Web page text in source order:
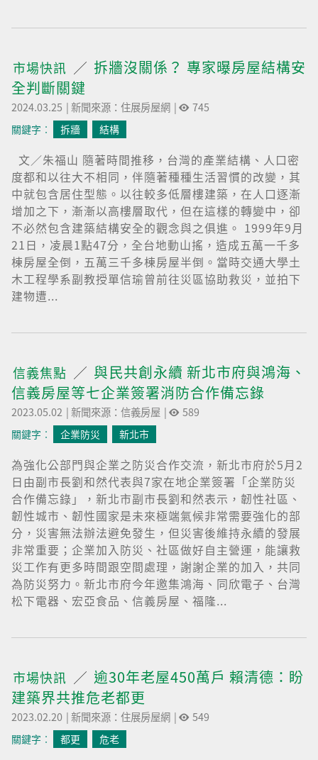
市場快訊
拆牆沒關係？ 專家曝房屋結構安
全判斷關鍵
2024.03.25 |新聞來源：住展房屋網 | 745
關鍵字︰ 拆牆 結構
文／朱福山 隨著時間推移，台灣的產業結構、人口密
度都和以往大不相同，伴隨著種種生活習慣的改變，其
中就包含居住型態。以往較多低層樓建築，在人口逐漸
增加之下，漸漸以高樓層取代，但在這樣的轉變中，卻
不必然包含建築結構安全的觀念與之俱進。 1999年9月
21日，凌晨1點47分，全台地動山搖，造成五萬一千多
棟房屋全倒，五萬三千多棟房屋半倒。當時交通大學土
木工程學系副教授單信瑜曾前往災區協助救災，並拍下
建物遭...
信義焦點
與民共創永續 新北市府與鴻海、
信義房屋等七企業簽署消防合作備忘錄
2023.05.02 |新聞來源：信義房屋 | 589
關鍵字︰ 企業防災 新北市
為強化公部門與企業之防災合作交流，新北市府於5月2
日由副市長劉和然代表與7家在地企業簽署「企業防災
合作備忘錄」，新北市副市長劉和然表示，韌性社區、
韌性城市、韌性國家是未來極端氣候非常需要強化的部
分，災害無法辦法避免發生，但災害後維持永續的發展
非常重要；企業加入防災、社區做好自主營運，能讓救
災工作有更多時間跟空間處理，謝謝企業的加入，共同
為防災努力。新北市府今年邀集鴻海、同欣電子、台灣
松下電器、宏亞食品、信義房屋、福隆...
市場快訊
逾30年老屋450萬戶 賴清德：盼
建築界共推危老都更
2023.02.20 |新聞來源：住展房屋網 | 549
關鍵字︰ 都更 危老